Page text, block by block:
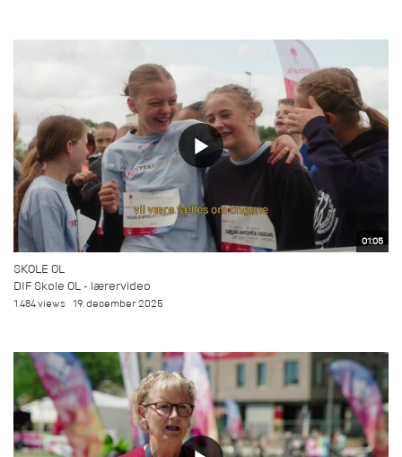
01:05
SKOLE OL
DIF Skole OL - lærervideo
1.484 views 19. december 2025